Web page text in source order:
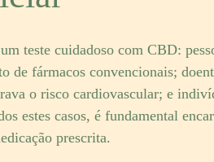
teste cuidadoso com CBD:
de fármacos convencionais;
o risco cardiovascular; e
estes casos, é fundamental
prescrita.